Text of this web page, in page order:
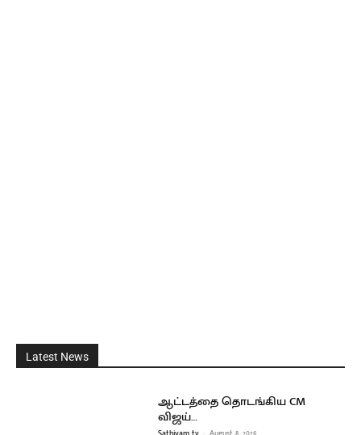
Latest News
ஆட்டத்தை தொடங்கிய CM
விஜய்…